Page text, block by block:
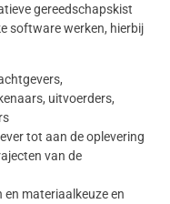
gereedschapskist
software werken, hierbij
uitvoerders,
tot aan de oplevering
van de
materiaalkeuze en